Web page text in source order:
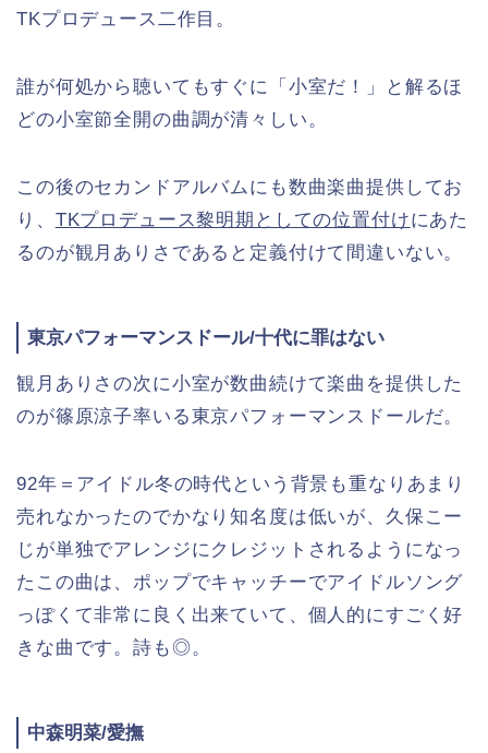
TKプロデュース二作目。
誰が何処から聴いてもすぐに「小室だ！」と解るほ
どの小室節全開の曲調が清々しい。
この後のセカンドアルバムにも数曲楽曲提供してお
り、 TKプロデュース黎明期としての位置付けにあた
るのが観月ありさであると定義付けて間違いない。
東京パフォーマンスドール/十代に罪はない
観月ありさの次に小室が数曲続けて楽曲を提供した
のが篠原涼子率いる東京パフォーマンスドールだ。
92年＝アイドル冬の時代という背景も重なりあまり
売れなかったのでかなり知名度は低いが、久保こー
じが単独でアレンジにクレジットされるようになっ
たこの曲は、ポップでキャッチーでアイドルソング
っぽくて非常に良く出来ていて、個人的にすごく好
きな曲です。詩も◎。
中森明菜/愛撫